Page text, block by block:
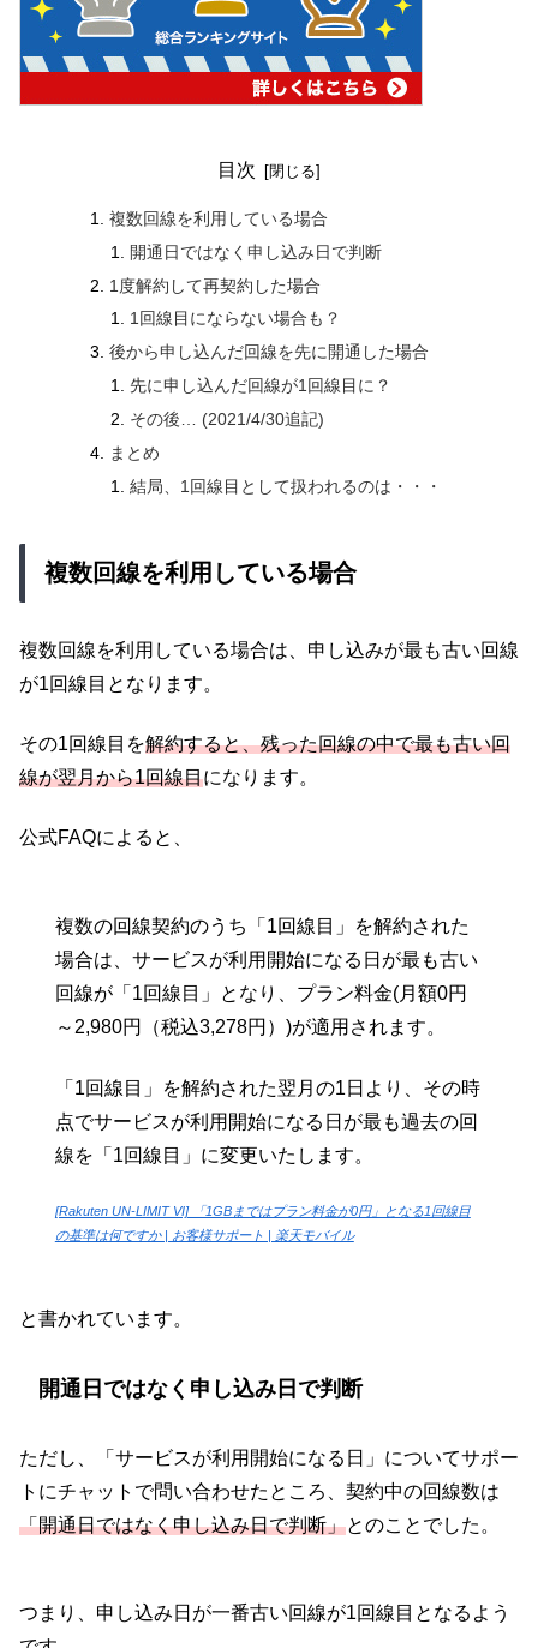
目次
複数回線を利用している場合
開通日ではなく申し込み日で判断
1度解約して再契約した場合
1回線目にならない場合も？
後から申し込んだ回線を先に開通した場合
先に申し込んだ回線が1回線目に？
その後… (2021/4/30追記)
まとめ
結局、1回線目として扱われるのは・・・
複数回線を利用している場合
複数回線を利用している場合は、申し込みが最も古い回線
が1回線目となります。
その1回線目を解約すると、残った回線の中で最も古い回
線が翌月から1回線目になります。
公式FAQによると、
複数の回線契約のうち「1回線目」を解約された
場合は、サービスが利用開始になる日が最も古い
回線が「1回線目」となり、プラン料金(月額0円
～2,980円（税込3,278円）)が適用されます。
「1回線目」を解約された翌月の1日より、その時
点でサービスが利用開始になる日が最も過去の回
線を「1回線目」に変更いたします。
[Rakuten UN-LIMIT VI] 「1GBまではプラン料金が0円」となる1回線目
の基準は何ですか | お客様サポート | 楽天モバイル
と書かれています。
開通日ではなく申し込み日で判断
ただし、「サービスが利用開始になる日」についてサポー
トにチャットで問い合わせたところ、契約中の回線数は
「開通日ではなく申し込み日で判断」とのことでした。
つまり、申し込み日が一番古い回線が1回線目となるよう